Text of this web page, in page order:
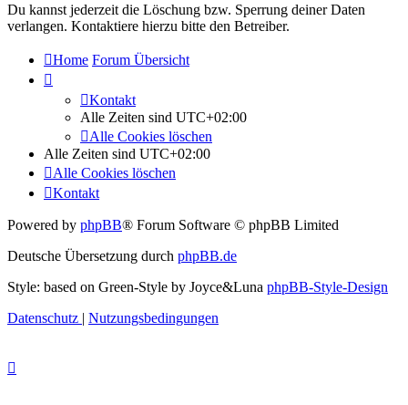
Du kannst jederzeit die Löschung bzw. Sperrung deiner Daten
verlangen. Kontaktiere hierzu bitte den Betreiber.
Home Forum Übersicht
Kontakt
Alle Zeiten sind UTC+02:00
Alle Cookies löschen
Alle Zeiten sind UTC+02:00
Alle Cookies löschen
Kontakt
Powered by phpBB® Forum Software © phpBB Limited
Deutsche Übersetzung durch phpBB.de
Style: based on Green-Style by Joyce&Luna phpBB-Style-Design
Datenschutz | Nutzungsbedingungen